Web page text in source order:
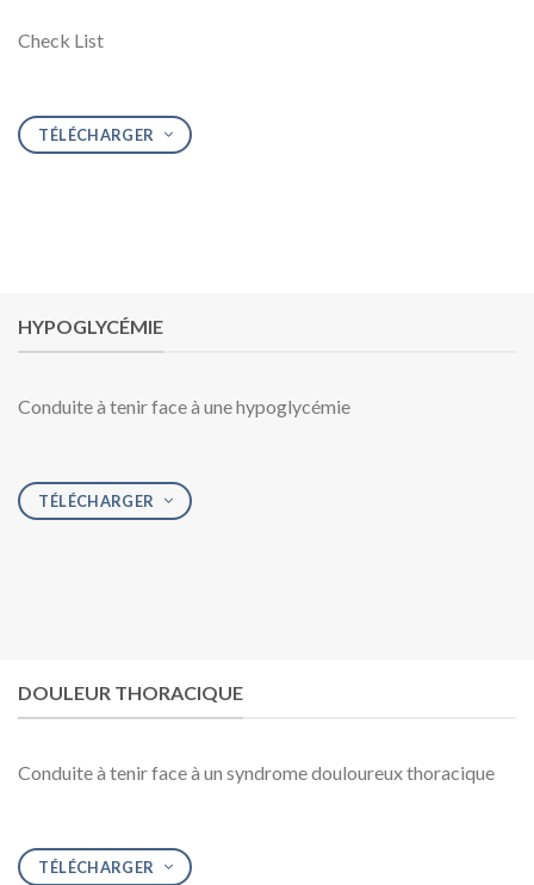
Check List
TÉLÉCHARGER
HYPOGLYCÉMIE
Conduite à tenir face à une hypoglycémie
TÉLÉCHARGER
DOULEUR THORACIQUE
Conduite à tenir face à un syndrome douloureux thoracique
TÉLÉCHARGER